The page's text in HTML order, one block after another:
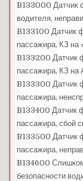
B133000 Датчик
водителя,
B133100 Датчик
пассажира, КЗ на
B133200 Датчик
пассажира, КЗ на
B133300 Датчик
пассажира,
B133400 Датчик
пассажира, сбой
B133500 Датчик
пассажира,
B134600
безопасности